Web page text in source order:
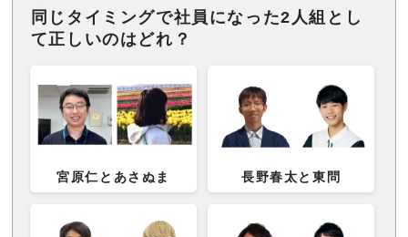
同じタイミングで社員になった2人組とし
て正しいのはどれ？
宮原仁とあさぬま 長野春太と東問